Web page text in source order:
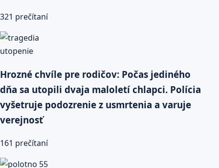
321 prečítaní
Hrozné chvíle pre rodičov: Počas jediného
dňa sa utopili dvaja maloletí chlapci. Polícia
vyšetruje podozrenie z usmrtenia a varuje
verejnosť
161 prečítaní